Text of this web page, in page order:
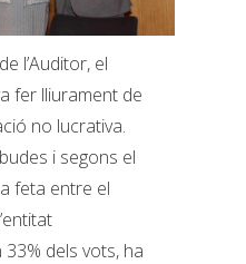
l’Auditor, el
fer lliurament de
no lucrativa.
i segons el
feta entre el
dels vots, ha